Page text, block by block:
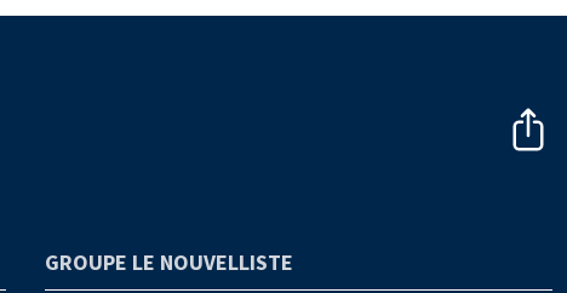
GROUPE LE NOUVELLISTE